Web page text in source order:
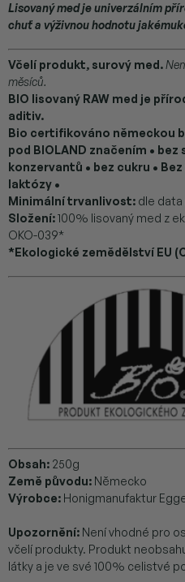
Lisovaný med je univerzálním
chuť a výživnou hodnotu
Včelí produkt, surový med.
měsíců.
BIO lisovaný RAW med je
aditiv.
Bio certifikováno německou
pod BIOLAND značením •
konzervantů • bez cukru •
laktózy •
Minimální trvanlivost: dle data
Složení:100% lisovaný med z
OKO-039*
*Ekologické zemědělství EU
Obsah: 250g
Země původu: Německo
Výrobce: Honigmanufaktur
Upozornění: Není vhodné pro
včelí produkty. Produkt
látky a je ve své 100% celistvé